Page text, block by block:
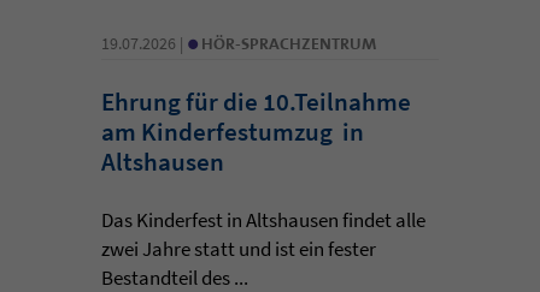
19.07.2026 | • HÖR-SPRACHZENTRUM
Ehrung für die 10.Teilnahme
am Kinderfestumzug in
Altshausen
Das Kinderfest in Altshausen findet alle
zwei Jahre statt und ist ein fester
Bestandteil des ...